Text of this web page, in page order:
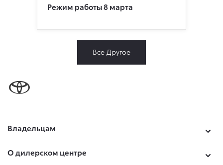
Режим работы 8 марта
Все Другое
Владельцам
О дилерском центре